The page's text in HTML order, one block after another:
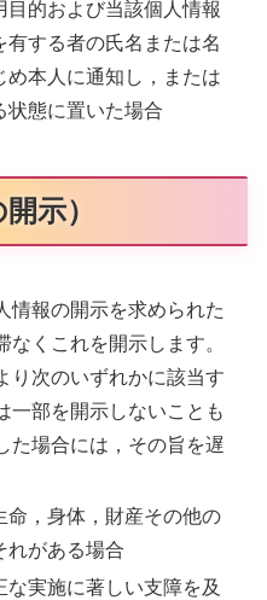
目的および当該個人情報
する者の氏名または名
め本人に通知し，または
状態に置いた場合
示）
情報の開示を求められた
くこれを開示します。
り次のいずれかに該当す
一部を開示しないことも
た場合には，その旨を遅
命，身体，財産その他の
れがある場合
実施に著しい支障を及